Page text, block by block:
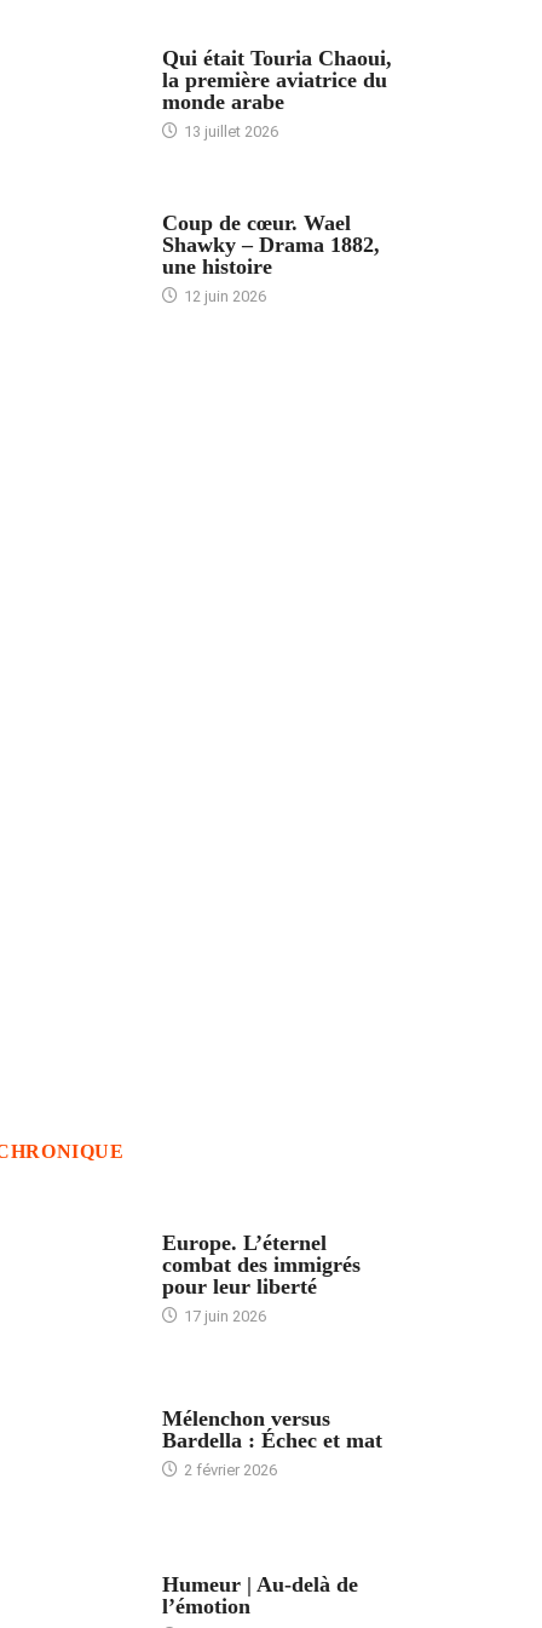
Qui était Touria Chaoui,
la première aviatrice du
monde arabe
13 juillet 2026
Coup de cœur. Wael
Shawky – Drama 1882,
une histoire
12 juin 2026
Europe. L’éternel
combat des immigrés
pour leur liberté
17 juin 2026
Mélenchon versus
Bardella : Échec et mat
2 février 2026
Humeur | Au-delà de
l’émotion